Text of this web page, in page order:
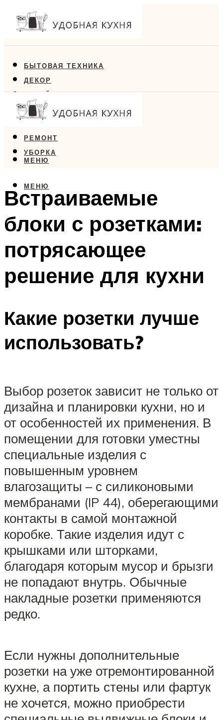
БЫТОВАЯ ТЕХНИКА
ДЕКОР
ДИЗАЙН
ЕДА
РЕМОНТ
УБОРКА
МЕНЮ
МЕНЮ
Встраиваемые
блоки с розетками:
потрясающее
решение для кухни
Какие розетки лучше
использовать?
Выбор розеток зависит не только от
дизайна и планировки кухни, но и
от особенностей их применения. В
помещении для готовки уместны
специальные изделия с
повышенным уровнем
влагозащиты – с силиконовыми
мембранами (IP 44), оберегающими
контакты в самой монтажной
коробке. Такие изделия идут с
крышками или шторками,
благодаря которым мусор и брызги
не попадают внутрь. Обычные
накладные розетки применяются
редко.
Если нужны дополнительные
розетки на уже отремонтированной
кухне, а портить стены или фартук
не хочется, можно приобрести